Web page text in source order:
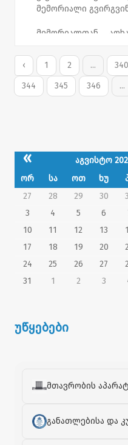
« აგვისტო
ორ სა ოთ ხუ
27
28 29 30
3
4 5 6
10
11 12 13
17
18 19 20
24
25 26 27
31
1 2 3
უწყებები
მთავრობის
განათლებისა და
მემორიალი
მემორიალთან
მოვალეობის
ყოლბაია,
გია (ელგუჯა)
წევრები და
‹ 1 2 ... 340
344
345 346 ...